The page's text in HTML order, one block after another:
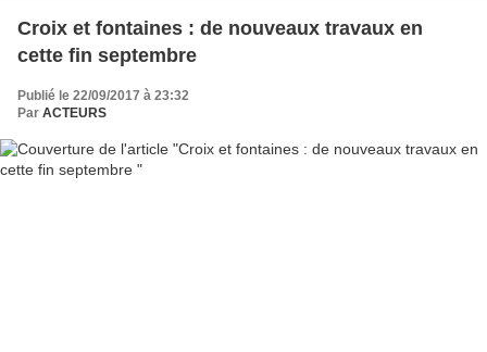
Croix et fontaines : de nouveaux travaux en
cette fin septembre
Publié le 22/09/2017 à 23:32
Par ACTEURS